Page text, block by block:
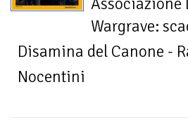
Wargrave:
Disamina del Canone -
Nocentini